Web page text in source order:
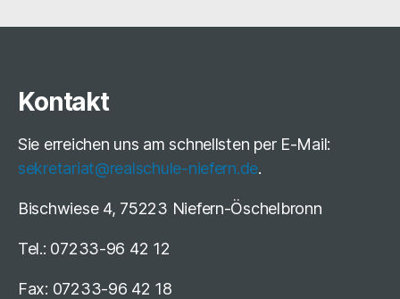
Kontakt
Sie erreichen uns am schnellsten per E-Mail:
sekretariat@realschule-niefern.de.
Bischwiese 4, 75223 Niefern-Öschelbronn
Tel.: 07233-96 42 12
Fax: 07233-96 42 18